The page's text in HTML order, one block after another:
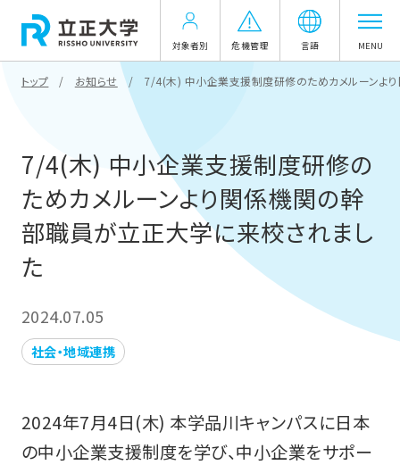
対象者別 危機管理 言語 MENU
トップ お知らせ 7/4(木) 中小企業支援制度研修のためカメルーンよ
7/4(木) 中小企業支援制度研修の
ためカメルーンより関係機関の幹
部職員が立正大学に来校されまし
た
2024.07.05
社会・地域連携
2024年7月4日(木) 本学品川キャンパスに日本
の中小企業支援制度を学び、中小企業をサポー